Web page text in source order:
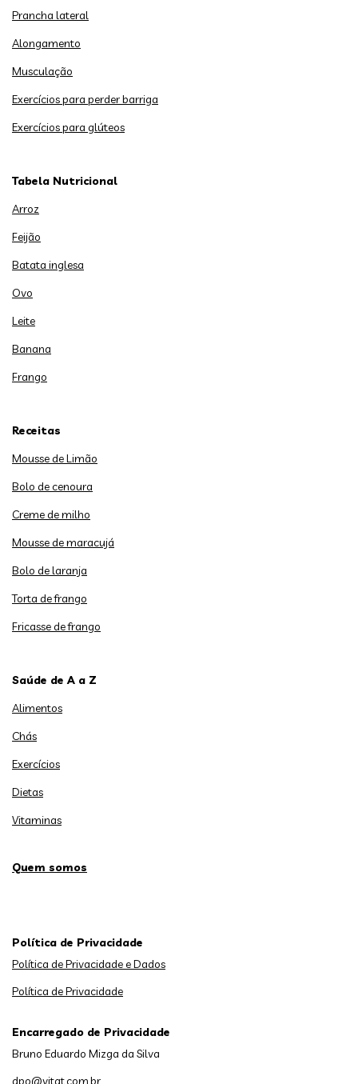
Prancha lateral
Alongamento
Musculação
Exercícios para perder barriga
Exercícios para glúteos
Tabela Nutricional
Arroz
Feijão
Batata inglesa
Ovo
Leite
Banana
Frango
Receitas
Mousse de Limão
Bolo de cenoura
Creme de milho
Mousse de maracujá
Bolo de laranja
Torta de frango
Fricasse de frango
Saúde de A a Z
Alimentos
Chás
Exercícios
Dietas
Vitaminas
Quem somos
Política de Privacidade
Política de Privacidade e Dados
Política de Privacidade
Encarregado de Privacidade
Bruno Eduardo Mizga da Silva
dpo@vitat.com.br